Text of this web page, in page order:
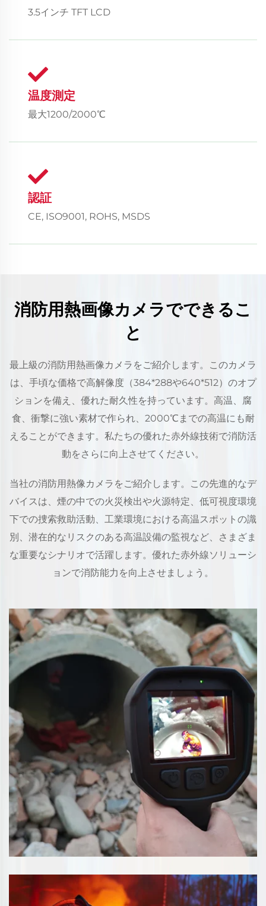
3.5インチ TFT LCD
温度測定
最大1200/2000℃
認証
CE, ISO9001, ROHS, MSDS
消防用熱画像カメラでできるこ
と
最上級の消防用熱画像カメラをご紹介します。このカメラ
は、手頃な価格で高解像度（384*288や640*512）のオプ
ションを備え、優れた耐久性を持っています。高温、腐
食、衝撃に強い素材で作られ、2000℃までの高温にも耐
えることができます。私たちの優れた赤外線技術で消防活
動をさらに向上させてください。
当社の消防用熱像カメラをご紹介します。この先進的なデ
バイスは、煙の中での火災検出や火源特定、低可視度環境
下での捜索救助活動、工業環境における高温スポットの識
別、潜在的なリスクのある高温設備の監視など、さまざま
な重要なシナリオで活躍します。優れた赤外線ソリューシ
ョンで消防能力を向上させましょう。